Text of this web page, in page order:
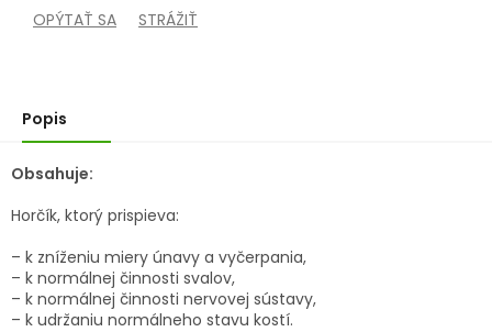
OPÝTAŤ SA STRÁŽIŤ
Popis
Obsahuje:
Horčík, ktorý prispieva:
– k zníženiu miery únavy a vyčerpania,
– k normálnej činnosti svalov,
– k normálnej činnosti nervovej sústavy,
– k udržaniu normálneho stavu kostí.